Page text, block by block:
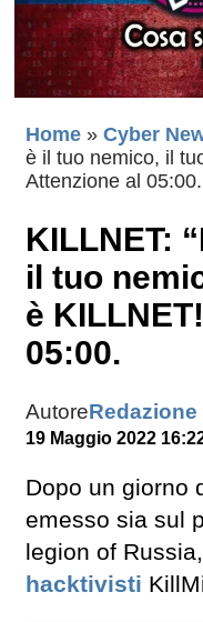
Home » Cyber
è il tuo nemico, il
Attenzione al 05:00.
KILLNET:
il tuo
è
05:00.
AutoreRedazione
19 Maggio 2022
Dopo un giorno
emesso sia sul
legion of
hacktivisti